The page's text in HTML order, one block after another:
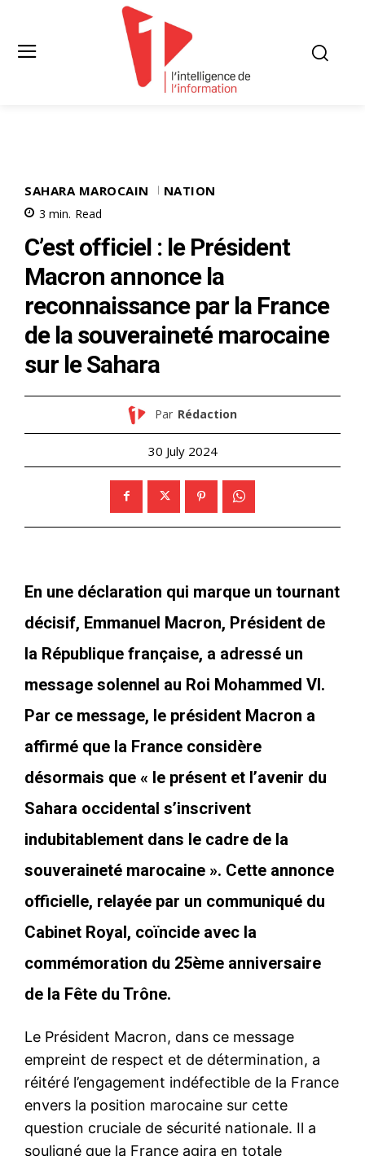
SAHARA MAROCAIN NATION
3 min. Read
C’est officiel : le Président
Macron annonce la
reconnaissance par la France
de la souveraineté marocaine
sur le Sahara
Par Rédaction
30 July 2024
En une déclaration qui marque un tournant
décisif, Emmanuel Macron, Président de
la République française, a adressé un
message solennel au Roi Mohammed VI.
Par ce message, le président Macron a
affirmé que la France considère
désormais que « le présent et l’avenir du
Sahara occidental s’inscrivent
indubitablement dans le cadre de la
souveraineté marocaine ». Cette annonce
officielle, relayée par un communiqué du
Cabinet Royal, coïncide avec la
commémoration du 25ème anniversaire
de la Fête du Trône.
Le Président Macron, dans ce message
empreint de respect et de détermination, a
réitéré l’engagement indéfectible de la France
envers la position marocaine sur cette
question cruciale de sécurité nationale. Il a
souligné que la France agira en totale